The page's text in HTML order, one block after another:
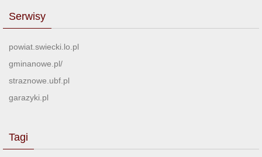
Serwisy
powiat.swiecki.lo.pl
gminanowe.pl/
straznowe.ubf.pl
garazyki.pl
Tagi